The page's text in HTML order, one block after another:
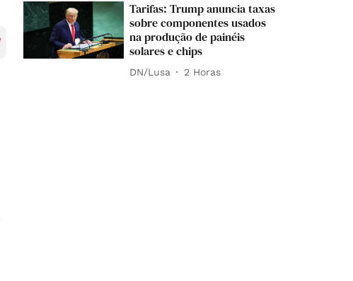
Tarifas: Trump anuncia taxas
sobre componentes usados
na produção de painéis
solares e chips
DN/Lusa 2 Horas